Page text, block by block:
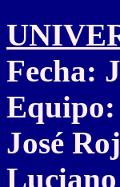
Fecha:
José